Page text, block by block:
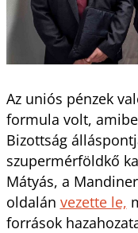
Az uniós pénzek
formula volt,
Bizottság
szupermérföldkő
Mátyás, a
oldalán vezette le,
források